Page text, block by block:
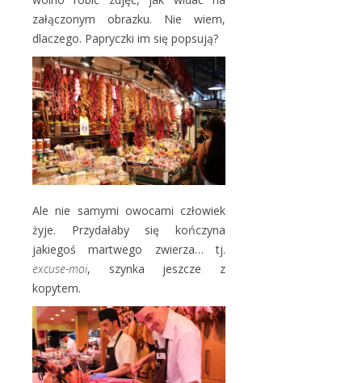
załączonym obrazku. Nie wiem,
dlaczego. Papryczki im się popsują?
Ale nie samymi owocami człowiek
żyje. Przydałaby się kończyna
jakiegoś martwego zwierza… tj.
excuse-moi, szynka jeszcze z
kopytem.